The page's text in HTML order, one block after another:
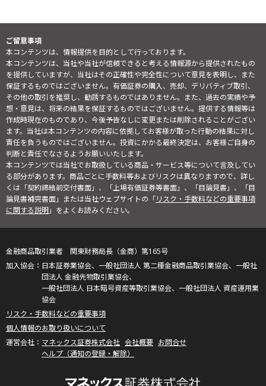
ご留意事項
本コンテンツは、情報提供を目的として行っております。
本コンテンツは、当社や当社が信頼できると考える情報源から提供されたもの
を提供していますが、当社はその正確性や完全性について意見を表明し、また
保証するものではございません。有価証券の購入、売却、デリバティブ取引、
その他の取引を推奨し、勧誘するものではありません。また、過去の実績や予
想・意見は、将来の結果を保証するものではございません。提供する情報等は
作成時現在のものであり、今後予告なしに変更または削除されることがござい
ます。当社は本コンテンツの内容に依拠してお客様が取った行動の結果に対し
責任を負うものではございません。投資にかかる最終決定は、お客様ご自身の
判断と責任でなさるようお願いいたします。
本コンテンツでは当社でお取扱している商品・サービス等について言及してい
る部分があります。商品ごとに手数料等およびリスクは異なりますので、詳し
くは「契約締結前交付書面」、「上場有価証券等書面」、「目論見書」、「目
論見書補完書面」または当社ウェブサイトの「リスク・手数料などの重要事項
に関する説明」をよくお読みください。
金融商品取引業者 関東財務局長（金商）第165号
日本証券業協会、一般社団法人 第二種金融商品取引業協会、一般社
団法人 金融先物取引業協会、
一般社団法人 日本暗号資産等取引業協会、一般社団法人 資産運用業
協会
リスク・手数料などの重要事項
個人情報のお取り扱いについて
マネックス証券株式会社 会社概要 お問合せ
ヘルプ（通知の登録・解除）